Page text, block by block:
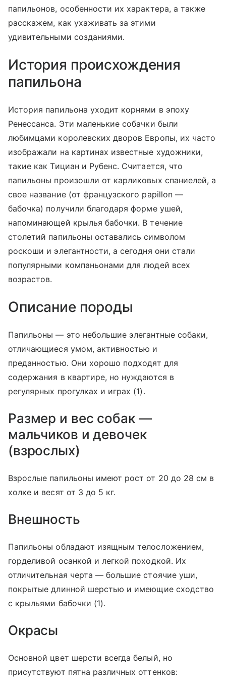
папильонов, особенности их характера, а также
расскажем, как ухаживать за этими
удивительными созданиями.
История происхождения
папильона
История папильона уходит корнями в эпоху
Ренессанса. Эти маленькие собачки были
любимцами королевских дворов Европы, их часто
изображали на картинах известные художники,
такие как Тициан и Рубенс. Считается, что
папильоны произошли от карликовых спаниелей, а
свое название (от французского papillon —
бабочка) получили благодаря форме ушей,
напоминающей крылья бабочки. В течение
столетий папильоны оставались символом
роскоши и элегантности, а сегодня они стали
популярными компаньонами для людей всех
возрастов.
Описание породы
Папильоны — это небольшие элегантные собаки,
отличающиеся умом, активностью и
преданностью. Они хорошо подходят для
содержания в квартире, но нуждаются в
регулярных прогулках и играх (1).
Размер и вес собак —
мальчиков и девочек
(взрослых)
Взрослые папильоны имеют рост от 20 до 28 см в
холке и весят от 3 до 5 кг.
Внешность
Папильоны обладают изящным телосложением,
горделивой осанкой и легкой походкой. Их
отличительная черта — большие стоячие уши,
покрытые длинной шерстью и имеющие сходство
с крыльями бабочки (1).
Окрасы
Основной цвет шерсти всегда белый, но
присутствуют пятна различных оттенков: